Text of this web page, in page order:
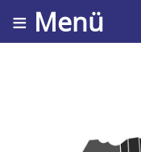
≡ Menü